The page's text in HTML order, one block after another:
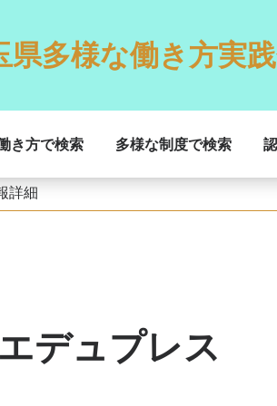
県多様な働き方実
き方で検索 多様な制度で検索
詳細
デュプレス